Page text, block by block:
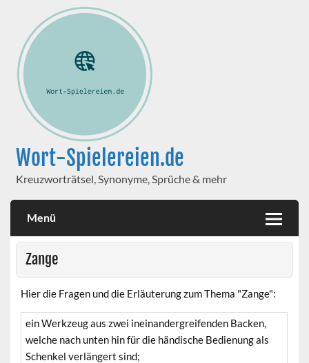
Wort-Spielereien.de
Kreuzworträtsel, Synonyme, Sprüche & mehr
Menü
Zange
Hier die Fragen und die Erläuterung zum Thema "Zange":
ein Werkzeug aus zwei ineinandergreifenden Backen,
welche nach unten hin für die händische Bedienung als
Schenkel verlängert sind;